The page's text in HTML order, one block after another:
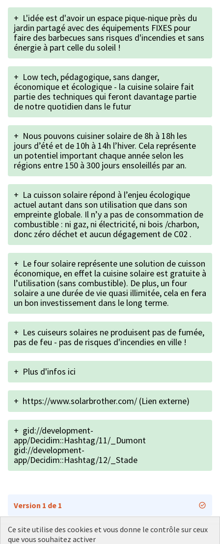
+ L'idée est d'avoir un espace pique-nique près du
jardin partagé avec des équipements FIXES pour
faire des barbecues sans risques d'incendies et sans
énergie à part celle du soleil !
+ Low tech, pédagogique, sans danger,
économique et écologique - la cuisine solaire fait
partie des techniques qui feront davantage partie
de notre quotidien dans le futur
+ Nous pouvons cuisiner solaire de 8h à 18h les
jours d’été et de 10h à 14h l’hiver. Cela représente
un potentiel important chaque année selon les
régions entre 150 à 300 jours ensoleillés par an.
+ La cuisson solaire répond à l’enjeu écologique
actuel autant dans son utilisation que dans son
empreinte globale. Il n’y a pas de consommation de
combustible : ni gaz, ni électricité, ni bois /charbon,
donc zéro déchet et aucun dégagement de C02 .
+ Le four solaire représente une solution de cuisson
économique, en effet la cuisine solaire est gratuite à
l’utilisation (sans combustible). De plus, un four
solaire a une durée de vie quasi illimitée, cela en fera
un bon investissement dans le long terme.
+ Les cuiseurs solaires ne produisent pas de fumée,
pas de feu - pas de risques d'incendies en ville !
+ Plus d'infos ici
+ https://www.solarbrother.com/ (Lien externe)
+ gid://development-
app/Decidim::Hashtag/11/_Dumont
gid://development-
app/Decidim::Hashtag/12/_Stade
Version 1 de 1
Ce site utilise des cookies et vous donne le contrôle sur ceux
que vous souhaitez activer